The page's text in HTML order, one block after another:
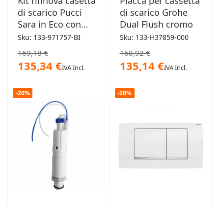
di scarico Pucci
Sara in Eco con
placca bianca New
Sku: 133-971757-BI
169,18 €
135,34 €IVA Incl.
di scarico Grohe
Dual Flush cromo
Sku: 133-H37859-000
168,92 €
135,14 €IVA Incl.
-20% -20%